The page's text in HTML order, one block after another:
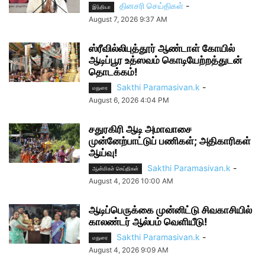
இந்தியா தினசரி செய்திகள் -
August 7, 2026 9:37 AM
ஸ்ரீவில்லிபுத்தூர் ஆண்டாள் கோயில்
ஆடிப்பூர உத்ஸவம் கொடியேற்றத்துடன்
தொடக்கம்!
மதுரை Sakthi Paramasivan.k -
August 6, 2026 4:04 PM
சதுரகிரி ஆடி அமாவாசை
முன்னேற்பாட்டுப் பணிகள்; அதிகாரிகள்
ஆய்வு!
ஆன்மிகச் செய்திகள் Sakthi Paramasivan.k -
August 4, 2026 10:00 AM
ஆடிப்பெருக்கை முன்னிட்டு சிவகாசியில்
காலண்டர் ஆல்பம் வெளியீடு!
மதுரை Sakthi Paramasivan.k -
August 4, 2026 9:09 AM